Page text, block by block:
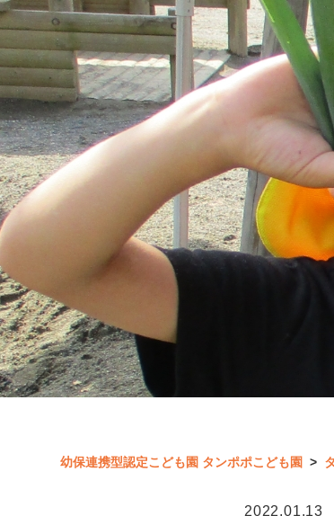
幼保連携型認定こども園 タンポポこども園 >
2022.01.13